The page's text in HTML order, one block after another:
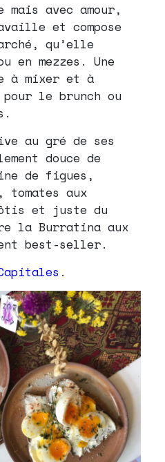
avec amour,
et compose
qu’elle
en mezzes. Une
à mixer et à
le brunch ou
au gré de ses
douce de
de figues,
tomates aux
et juste du
la Burratina aux
best-seller.
.